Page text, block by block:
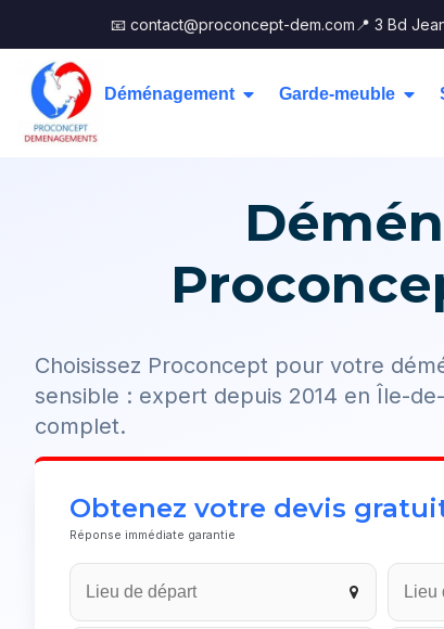
📧 contact@proconcept-dem.com 📍 3 Bd
Déménagement Garde-meuble
Choisissez Proconcept pour votre
sensible : expert depuis 2014 en Île-
complet.
Obtenez votre devis
Réponse immédiate garantie